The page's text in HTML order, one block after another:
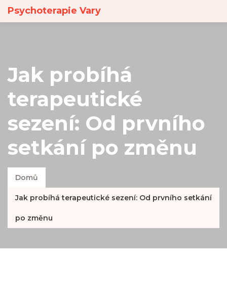
Psychoterapie Vary
Jak probíhá
terapeutické
sezení: Od prvního
setkání po změnu
Domů
Jak probíhá terapeutické sezení: Od prvního setkání
po změnu